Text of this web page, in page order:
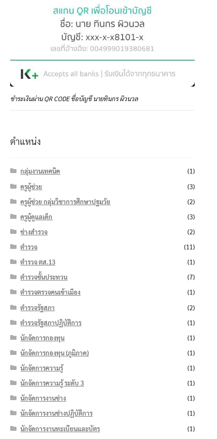
ชำระเงินผ่าน QR CODE ชื่อบัญชี นายทินกร ผิวนวล
ตำแหน่ง
กลุ่มงานเทคนิค
(1)
ครูผู้ช่วย
(3)
ครูผู้ช่วย กลุ่มวิชาการศึกษาปฐมวัย
(2)
ครูผู้ดูแลเด็ก
(3)
ช่างสำรวจ
(2)
ตำรวจ
(11)
ตำรวจ ตส.13
(1)
ตำรวจชั้นประทวน
(7)
ตำรวจตรวจคนเข้าเมือง
(1)
ตำรวจรัฐสภา
(2)
ตำรวจรัฐสภาปฏิบัติการ
(1)
นักจัดการกองทุน
(1)
นักจัดการกองทุน (ภูมิภาค)
(1)
นักจัดการความรู้
(1)
นักจัดการความรู้ ระดับ 3
(1)
นักจัดการงานช่าง
(1)
นักจัดการงานช่างปฏิบัติการ
(1)
นักจัดการงานทะเบียนและบัตร
(1)